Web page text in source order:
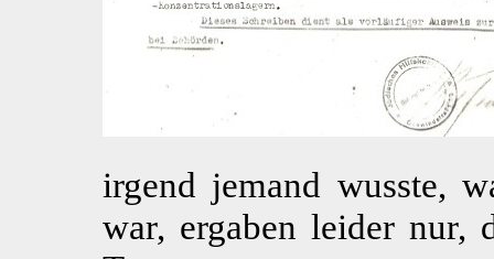
irgend jemand wusste,
war, ergaben leider nur,